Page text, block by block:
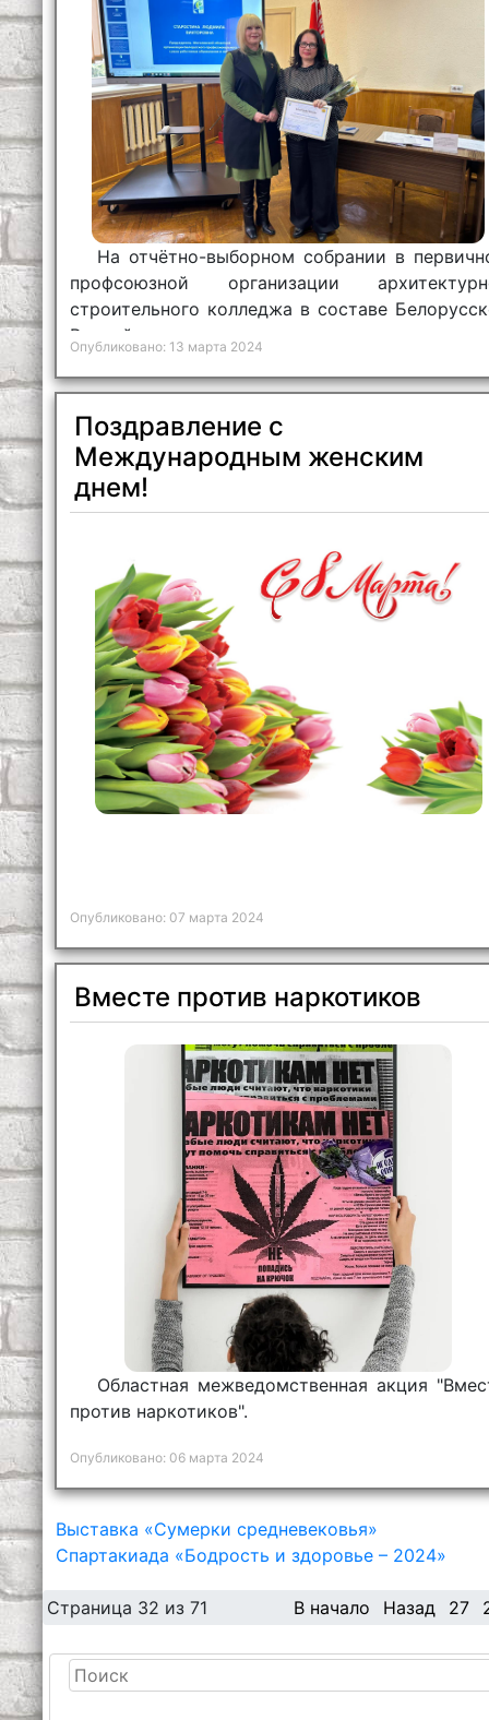
На отчётно-выборном собрании в
профсоюзной организации
строительного колледжа в составе
Российского университета подвели
работы за 5 лет.
Опубликовано: 13 марта 2024
Поздравление с
Международным женским
днем!
Опубликовано: 07 марта 2024
Вместе против наркотиков
Областная межведомственная акция
против наркотиков".
Опубликовано: 06 марта 2024
Выставка «Сумерки средневековья»
Спартакиада «Бодрость и здоровье – 2024»
Страница 32 из 71 В начало Назад 27